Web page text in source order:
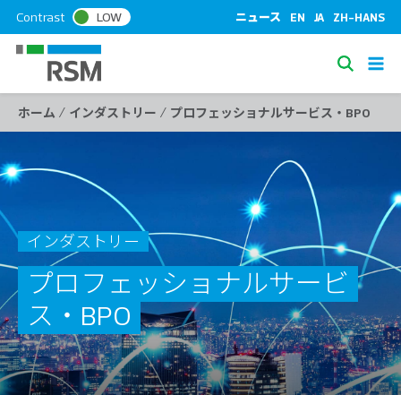
k
t
o
n
e
t
Contrast LOW ニュース EN JA ZH-HANS
S
e
a
ホーム / インダストリー / プロフェッショナルサービス・BPO
インダストリー
プロフェッショナルサービ
ス・BPO